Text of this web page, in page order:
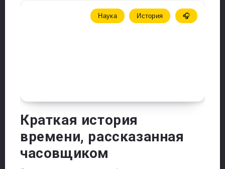
Наука История 🎧
Краткая история
времени, рассказанная
часовщиком